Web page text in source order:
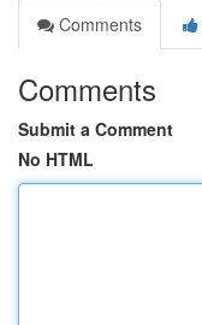
Comments
Comments
Submit a Comment
No HTML